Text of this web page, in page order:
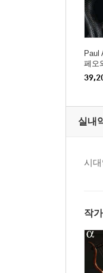
Paul
페오
uck:
ce)
실내
시
작